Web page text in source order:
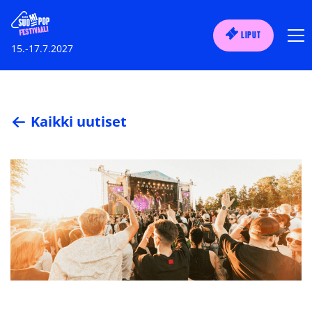
15.-17.7.2027
LIPUT
Kaikki uutiset